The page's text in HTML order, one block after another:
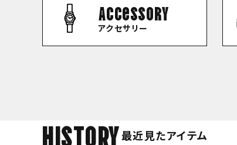
Accessory
アクセサリー
HISTORY最近見たアイテム